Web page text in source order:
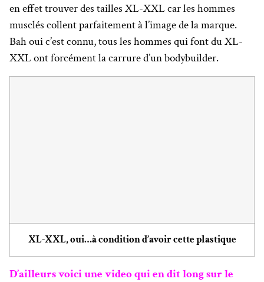
en effet trouver des tailles XL-XXL car les hommes
musclés collent parfaitement à l’image de la marque.
Bah oui c’est connu, tous les hommes qui font du XL-
XXL ont forcément la carrure d’un bodybuilder.
XL-XXL, oui…à condition d’avoir cette plastique
D’ailleurs voici une video qui en dit long sur le